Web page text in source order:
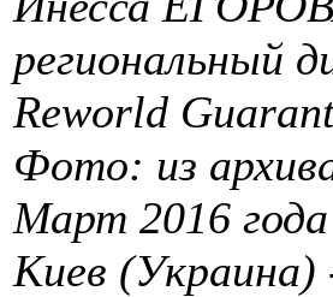
региональный
Reworld
Фото: из
Март 2016 года
Киев (Украина)